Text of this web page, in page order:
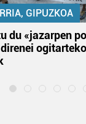
GIPUZKOA
du «jazarpen